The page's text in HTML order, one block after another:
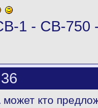
1 - CB-750
может кто